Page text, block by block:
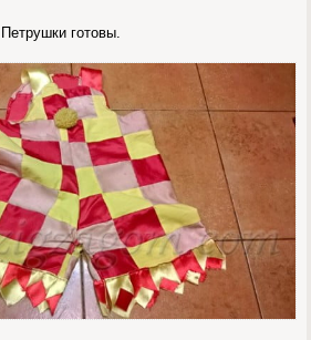
готовы.